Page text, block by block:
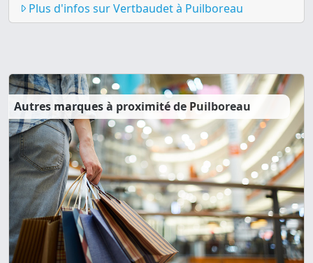
Plus d'infos sur Vertbaudet à Puilboreau
Autres marques à proximité de Puilboreau